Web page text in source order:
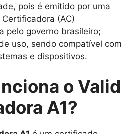
pois é emitido por uma
(AC)
pelo governo brasileiro;
uso, sendo compatível com
e dispositivos.
o Valid
A1?